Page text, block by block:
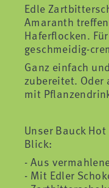
Edle
Amaranth
Haferflocken.
geschmeidig-
Ganz einfach
zubereitet. Oder
mit
Unser Bauck
Blick:
Aus
Mit Edler